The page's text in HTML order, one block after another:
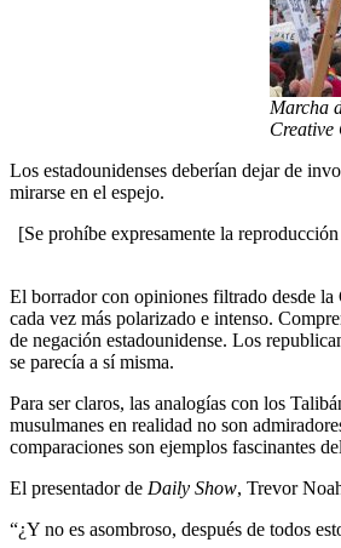
Marcha
Creative
Los estadounidenses deberían dejar de
mirarse en el espejo.
[Se prohíbe expresamente la
El borrador con opiniones filtrado desde la
cada vez más polarizado e intenso.
de negación estadounidense. Los
se parecía a sí misma.
Para ser claros, las analogías con los
musulmanes en realidad no son
comparaciones son ejemplos fascinantes
El presentador de Daily Show, Trevor
“¿Y no es asombroso, después de todos